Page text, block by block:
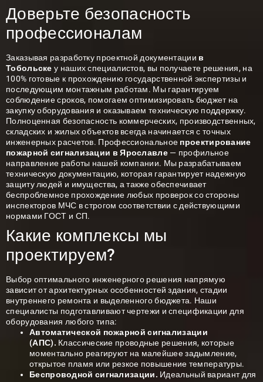
Доверьте безопасность
профессионалам
Заказывая разработку проектной документации в
Тобольске у наших специалистов, вы получаете решения, на
100% готовые к прохождению государственной экспертизы и
последующим монтажным работам. Мы гарантируем
соблюдение сроков, помогаем оптимизировать бюджет на
закупку оборудования и оказываем техническую поддержку.
Полноценная безопасность коммерческих, производственных,
складских и жилых объектов всегда начинается с точных
инженерных расчетов. Профессиональное проектирование
пожарной сигнализации в Ярославле— профильное
направление работы нашей компании. Мы разрабатываем
техническую документацию, которая гарантирует надежную
защиту людей и имущества, а также обеспечивает
беспроблемное прохождение любых проверок со стороны
инспекторов МЧС в строгом соответствии с действующими
нормами ГОСТ и СП.
Какие комплексы мы
проектируем?
Выбор оптимального инженерного решения напрямую
зависит от архитектурных особенностей здания, стадии
внутреннего ремонта и выделенного бюджета. Наши
специалисты подготавливают чертежи и спецификации для
оборудования любого типа:
Автоматической пожарной сигнализации
(АПС). Классические проводные решения, которые
моментально реагируют на малейшее задымление,
открытое пламя или резкое повышение температуры.
Беспроводной сигнализации. Идеальный вариант для